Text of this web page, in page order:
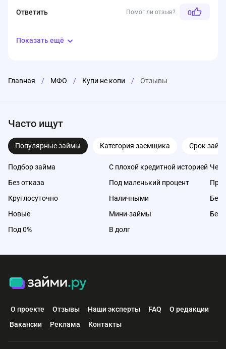
Ответить Помог ли отзыв? 0
Показать ещё
Главная / МФО / Купи не копи / Отзывы
Часто ищут
Популярные займы Категория заемщика Срок
Подбор займа
Без отказа
Круглосуточно
Новые
Под 0%
С плохой кредитной историей
Под маленький процент
Наличными
Мини-займы
В долг
Без
Без
О проекте Отзывы Наши эксперты FAQ
О редакции
Вакансии
Реклама Контакты